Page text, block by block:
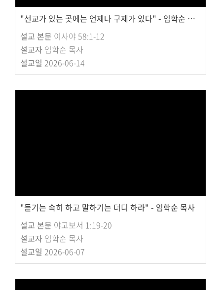
"선교가 있는 곳에는 언제나 구제가 있다" - 임학순 목사
설교 본문 이사야 58:1-12
설교자 임학순 목사
설교일 2026-06-14
"듣기는 속히 하고 말하기는 더디 하라" - 임학순 목사
설교 본문 야고보서 1:19-20
설교자 임학순 목사
설교일 2026-06-07